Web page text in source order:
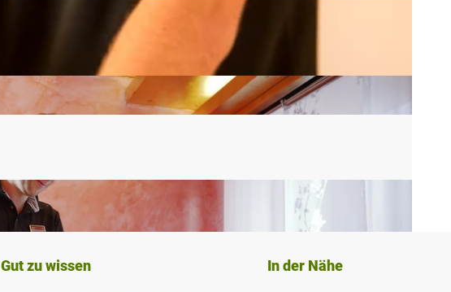
Gut zu wissen In der Nähe